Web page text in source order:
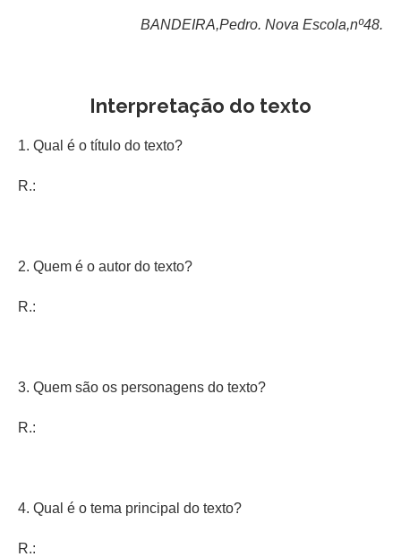
BANDEIRA,Pedro. Nova Escola,nº48.
Interpretação do texto
1. Qual é o título do texto?
R.:
2. Quem é o autor do texto?
R.:
3. Quem são os personagens do texto?
R.:
4. Qual é o tema principal do texto?
R.: